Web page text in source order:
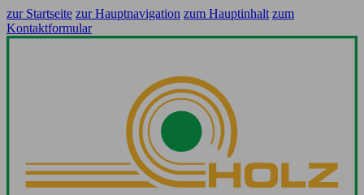
zur Startseite zur Hauptnavigation zum Hauptinhalt zum
Kontaktformular